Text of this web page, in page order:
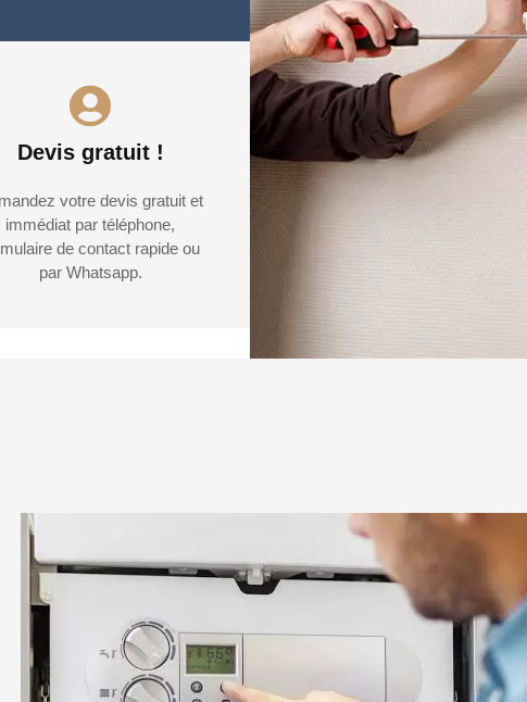
Devis gratuit !
votre devis gratuit et
immédiat par téléphone,
de contact rapide ou
par Whatsapp.